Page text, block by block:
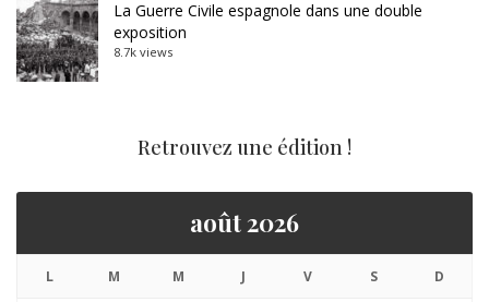
La Guerre Civile espagnole dans une double
exposition
8.7k views
Retrouvez une édition !
août 2026
L M M J V S D